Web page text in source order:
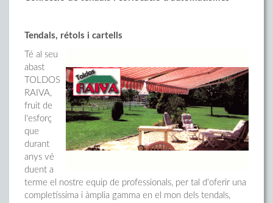
Tendals, rétols i cartells
Té al seu
abast
TOLDOS
RAIVA,
fruit de
l'esforç
que
durant
anys vé
duent a
terme el nostre equip de professionals, per tal d'oferir una
completíssima i àmplia gamma en el mon dels tendals,